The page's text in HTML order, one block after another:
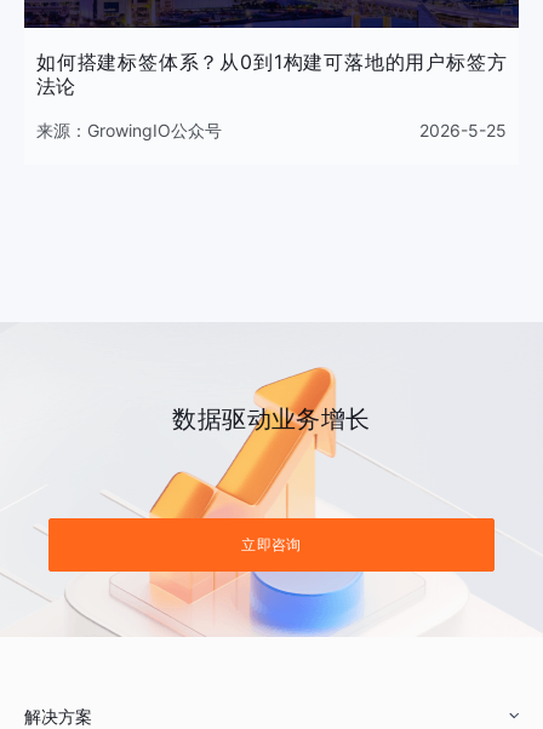
如何搭建标签体系？从0到1构建可落地的用户标签方
法论
来源： GrowingIO公众号 2026-5-25
数据驱动业务增长
立即咨询
解决方案